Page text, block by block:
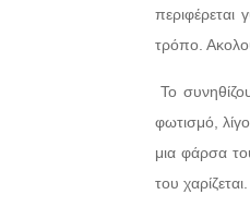
τρόπο.
Το
φωτισμό,
μια φάρσα
του χαρίζεται.